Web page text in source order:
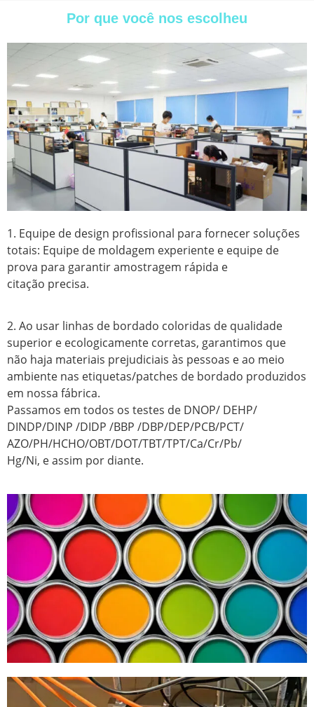
Por que você nos escolheu
1. Equipe de design profissional para fornecer soluções
totais: Equipe de moldagem experiente e equipe de
prova para garantir amostragem rápida e
citação precisa.
2. Ao usar linhas de bordado coloridas de qualidade
superior e ecologicamente corretas, garantimos que
não haja materiais prejudiciais às pessoas e ao meio
ambiente nas etiquetas/patches de bordado produzidos
em nossa fábrica.
Passamos em todos os testes de DNOP/ DEHP/
DINDP/DINP /DIDP /BBP /DBP/DEP/PCB/PCT/
AZO/PH/HCHO/OBT/DOT/TBT/TPT/Ca/Cr/Pb/
Hg/Ni, e assim por diante.